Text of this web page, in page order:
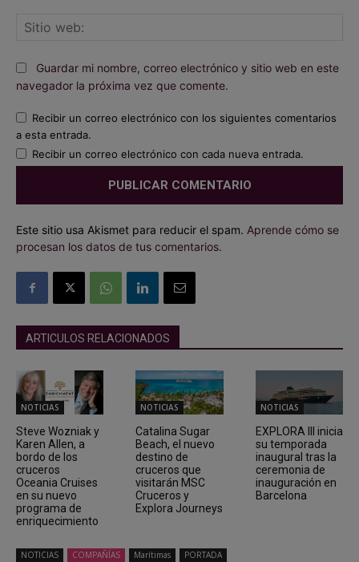
Guardar mi nombre, correo electrónico y sitio web en este
navegador la próxima vez que comente.
Recibir un correo electrónico con los siguientes comentarios
a esta entrada.
Recibir un correo electrónico con cada nueva entrada.
Este sitio usa Akismet para reducir el spam. Aprende cómo se
procesan los datos de tus comentarios.
ARTICULOS RELACIONADOS
NOTICIAS
Steve Wozniak y
Karen Allen, a
bordo de los
cruceros
Oceania Cruises
en su nuevo
programa de
enriquecimiento
NOTICIAS
Catalina Sugar
Beach, el nuevo
destino de
cruceros que
visitarán MSC
Cruceros y
Explora Journeys
NOTICIAS
EXPLORA III inicia
su temporada
inaugural tras la
ceremonia de
inauguración en
Barcelona
NOTICIAS COMPAÑÍAS Marítimas PORTADA